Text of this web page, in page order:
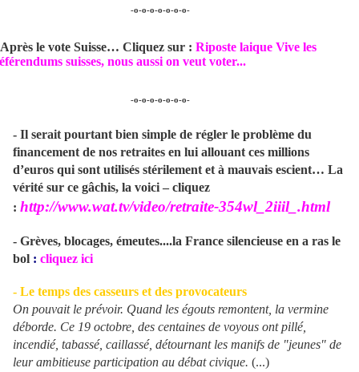
-o-o-o-o-o-o-o-
le vote Suisse… Cliquez sur : Riposte laique Vive les
suisses, nous aussi on veut voter...
-o-o-o-o-o-o-o-
- Il serait pourtant bien simple de régler le problème du
financement de nos retraites en lui allouant ces millions
d’euros qui sont utilisés stérilement et à mauvais escient… La
vérité sur ce gâchis, la voici – cliquez
: http://www.wat.tv/video/retraite-354wl_2iiil_.html
- Grèves, blocages, émeutes....la France silencieuse en a ras le
bol : cliquez ici
- Le temps des casseurs et des provocateurs
On pouvait le prévoir. Quand les égouts remontent, la vermine
déborde. Ce 19 octobre, des centaines de voyous ont pillé,
incendié, tabassé, caillassé, détournant les manifs de "jeunes" de
leur ambitieuse participation au débat civique. (...)